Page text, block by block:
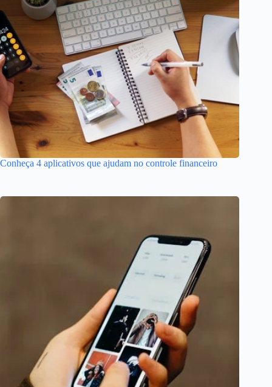
Conheça 4 aplicativos que ajudam no controle financeiro